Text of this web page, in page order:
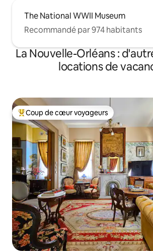
The National WWII Museum
Recommandé par 974 habitants
La Nouvelle-Orléans :
locations de
Coups de cœur voyageurs les plus
Coup de cœur voyageurs